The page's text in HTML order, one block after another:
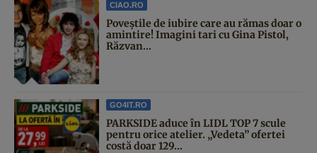
CIAO.RO
Poveştile de iubire care au rămas doar o
amintire! Imagini tari cu Gina Pistol,
Răzvan...
GO4IT.RO
PARKSIDE aduce în LIDL TOP 7 scule
pentru orice atelier. „Vedeta” ofertei
costă doar 129...